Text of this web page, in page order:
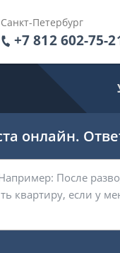
Санкт-Петербург
+7 812 602-75-
онлайн.